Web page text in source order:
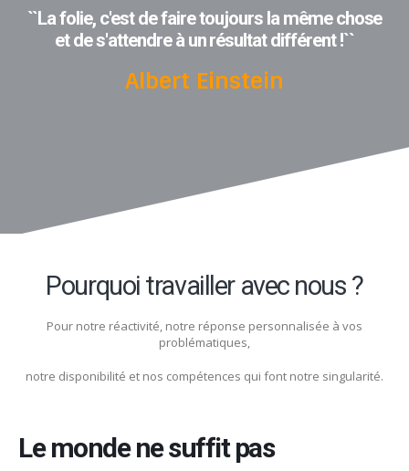
``La folie, c'est de faire toujours la même chose
et de s'attendre à un résultat différent !``
Albert Einstein
Pourquoi travailler avec nous ?
Pour notre réactivité, notre réponse personnalisée à vos
problématiques,
notre disponibilité et nos compétences qui font notre singularité.
Le monde ne suffit pas